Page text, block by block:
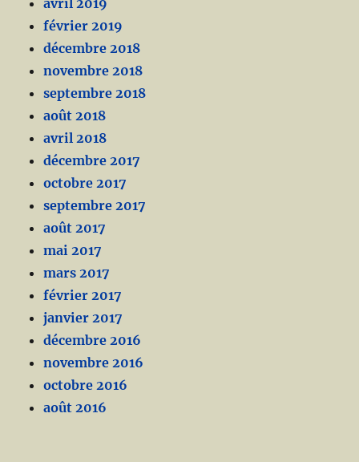
avril 2019
février 2019
décembre 2018
novembre 2018
septembre 2018
août 2018
avril 2018
décembre 2017
octobre 2017
septembre 2017
août 2017
mai 2017
mars 2017
février 2017
janvier 2017
décembre 2016
novembre 2016
octobre 2016
août 2016